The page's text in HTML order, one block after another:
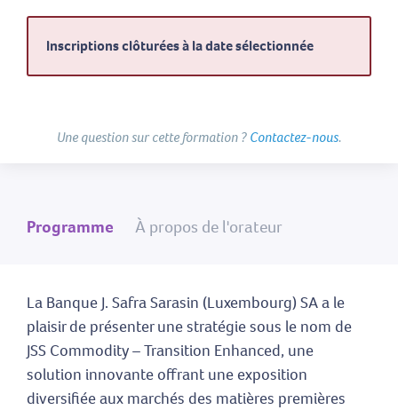
Inscriptions clôturées à la date sélectionnée
Une question sur cette formation ?Contactez-nous.
Programme À propos de l'orateur
La Banque J. Safra Sarasin (Luxembourg) SA a le
plaisir de présenter une stratégie sous le nom de ​
JSS Commodity – Transition Enhanced, une
solution innovante offrant une exposition
diversifiée aux marchés des matières premières